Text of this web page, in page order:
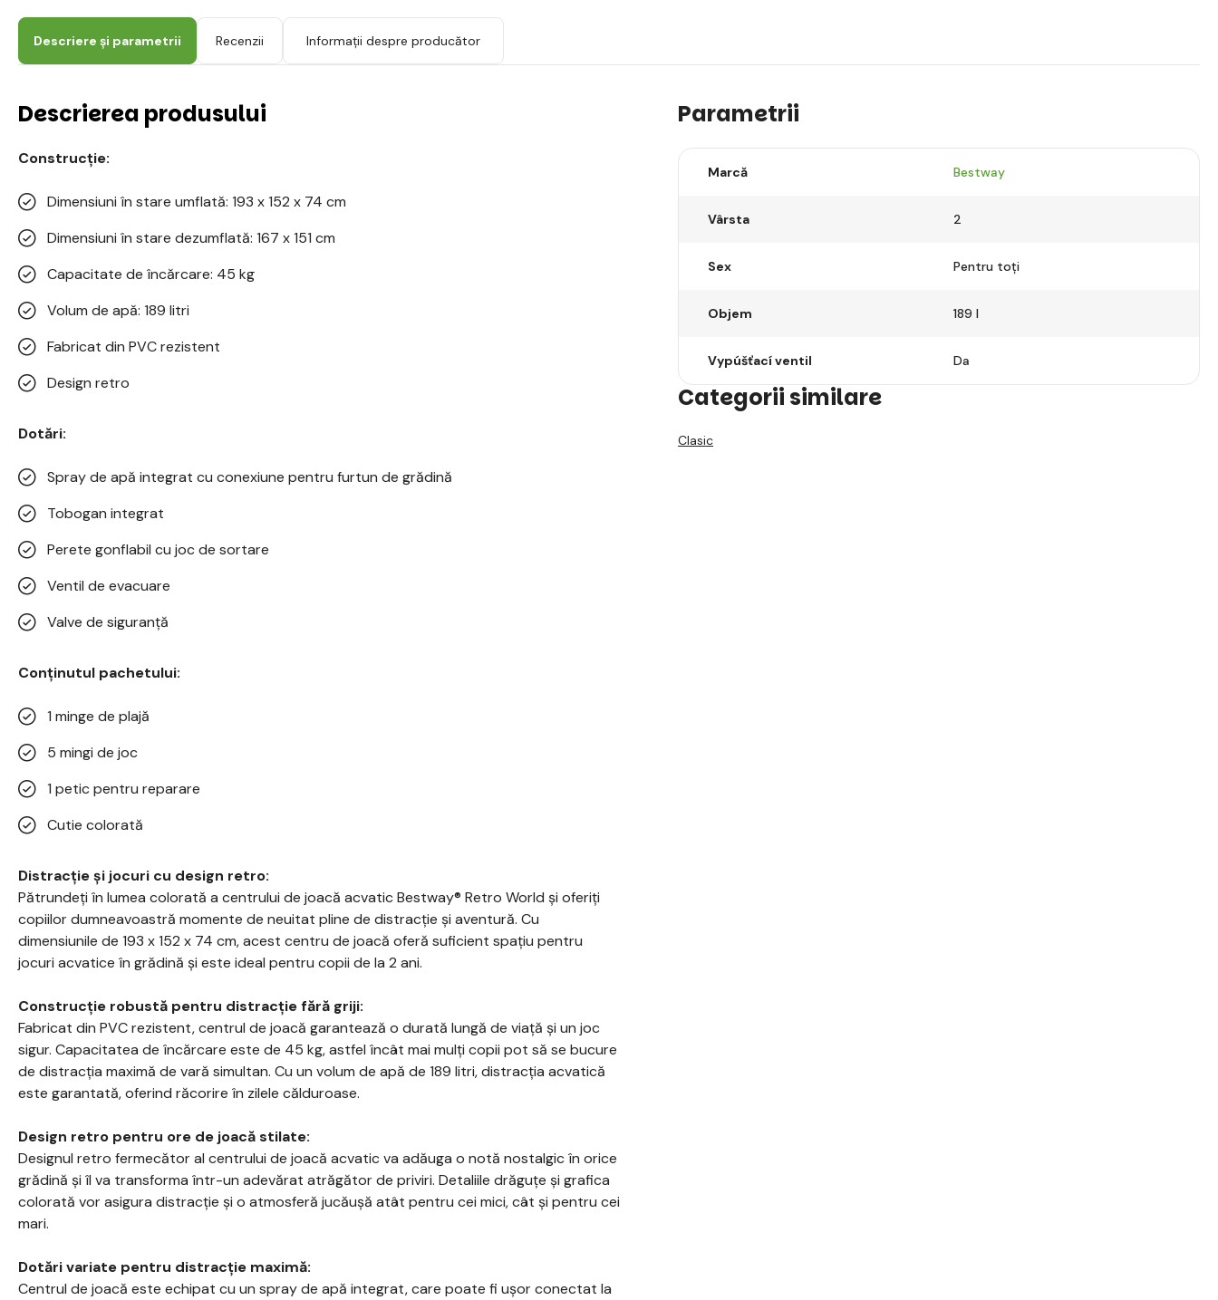
Descriere și parametrii Recenzii Informații despre producător
Descrierea produsului
Construcție:
Dimensiuni în stare umflată: 193 x 152 x 74 cm
Dimensiuni în stare dezumflată: 167 x 151 cm
Capacitate de încărcare: 45 kg
Volum de apă: 189 litri
Fabricat din PVC rezistent
Design retro
Dotări:
Spray de apă integrat cu conexiune pentru furtun de grădină
Tobogan integrat
Perete gonflabil cu joc de sortare
Ventil de evacuare
Valve de siguranță
Conținutul pachetului:
1 minge de plajă
5 mingi de joc
1 petic pentru reparare
Cutie colorată
Distracție și jocuri cu design retro:
Pătrundeți în lumea colorată a centrului de joacă acvatic Bestway® Retro World și oferiți
copiilor dumneavoastră momente de neuitat pline de distracție și aventură. Cu
dimensiunile de 193 x 152 x 74 cm, acest centru de joacă oferă suficient spațiu pentru
jocuri acvatice în grădină și este ideal pentru copii de la 2 ani.
Construcție robustă pentru distracție fără griji:
Fabricat din PVC rezistent, centrul de joacă garantează o durată lungă de viață și un joc
sigur. Capacitatea de încărcare este de 45 kg, astfel încât mai mulți copii pot să se bucure
de distracția maximă de vară simultan. Cu un volum de apă de 189 litri, distracția acvatică
este garantată, oferind răcorire în zilele călduroase.
Design retro pentru ore de joacă stilate:
Designul retro fermecător al centrului de joacă acvatic va adăuga o notă nostalgic în orice
grădină și îl va transforma într-un adevărat atrăgător de priviri. Detaliile drăguțe și grafica
colorată vor asigura distracție și o atmosferă jucăușă atât pentru cei mici, cât și pentru cei
mari.
Dotări variate pentru distracție maximă:
Centrul de joacă este echipat cu un spray de apă integrat, care poate fi ușor conectat la
Parametrii
Marcă Bestway
Vârsta 2
Sex Pentru toți
Objem 189 l
Vypúšťací ventil Da
Categorii similare
Clasic